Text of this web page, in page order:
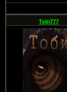
Tobi777